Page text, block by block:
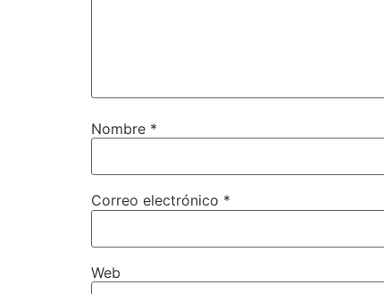
Nombre *
Correo electrónico *
Web